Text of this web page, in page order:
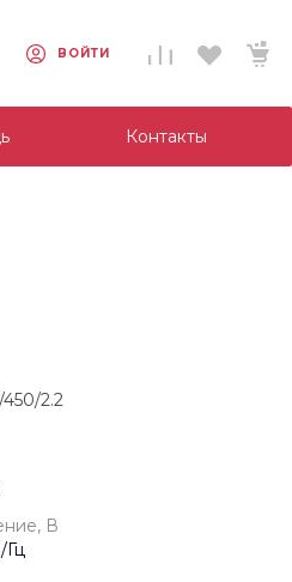
ВОЙТИ
Контакты
2.2
В
Гц